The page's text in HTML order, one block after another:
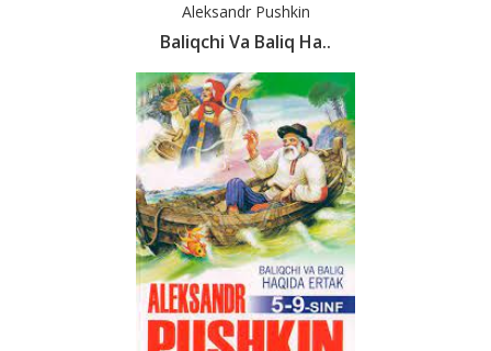
Aleksandr Pushkin
Baliqchi Va Baliq Ha..